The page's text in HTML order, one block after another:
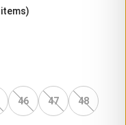
items)
46 47 48